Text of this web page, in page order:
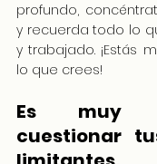
profundo,
y recuerda todo lo
y trabajado. ¡Estás
lo que crees!
Es muy
cuestionar